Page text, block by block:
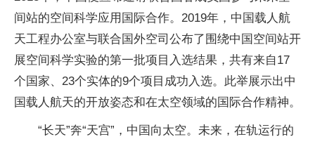
间站的空间科学应用国际合作。2019年，中国载人航
天工程办公室与联合国外空司公布了围绕中国空间站开
展空间科学实验的第一批项目入选结果，共有来自17
个国家、23个实体的9个项目成功入选。此举展示出中
国载人航天的开放姿态和在太空领域的国际合作精神。
“长天”奔“天宫”，中国向太空。未来，在轨运行的